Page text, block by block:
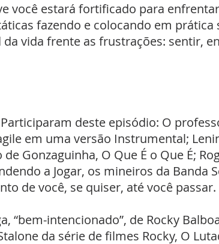
você estará fortificado para
fazendo e colocando em
vida frente as frustrações: sentir,
deste episódio: O
em uma versão Instrumental;
Gonzaguinha, O Que É o Que É;
a Jogar, os mineiros da Banda
de você, se quiser, até você passar.
“bem-intencionado”, de Rocky
da série de filmes Rocky, O